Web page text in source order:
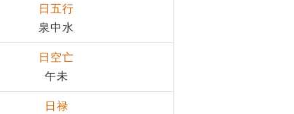
日五行
泉中水
日空亡
午未
日禄